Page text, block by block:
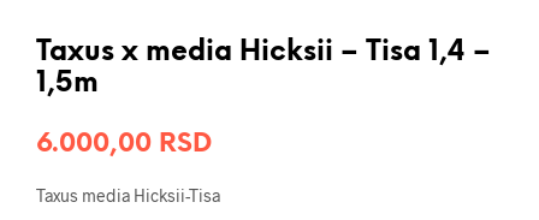
Taxus x media Hicksii – Tisa 1,4 –
1,5m
6.000,00 RSD
Taxus media Hicksii-Tisa